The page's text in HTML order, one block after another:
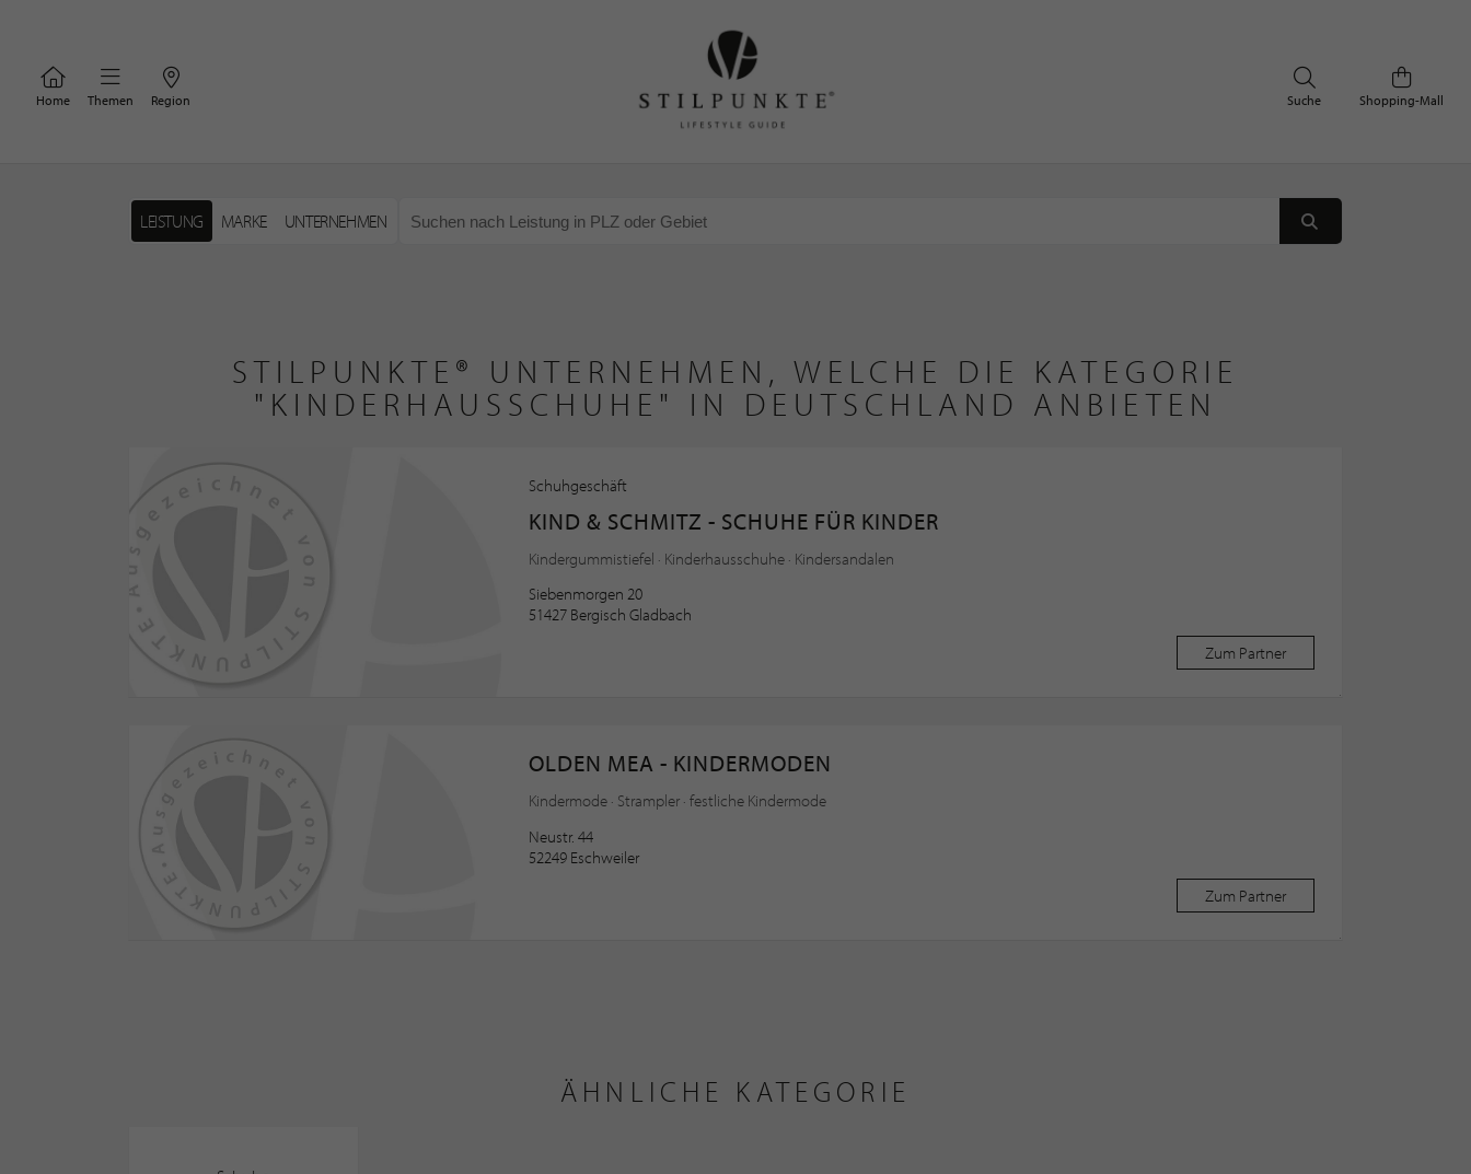
Home Themen Region Shopping-Mall
Suche
LEISTUNG MARKE UNTERNEHMEN
STILPUNKTE® UNTERNEHMEN, WELCHE DIE KATEGORIE
"KINDERHAUSSCHUHE" IN DEUTSCHLAND ANBIETEN
Schuhgeschäft
KIND & SCHMITZ - SCHUHE FÜR KINDER
Kindergummistiefel · Kinderhausschuhe · Kindersandalen
Siebenmorgen 20
51427 Bergisch Gladbach
Zum Partner
OLDEN MEA - KINDERMODEN
Kindermode · Strampler · festliche Kindermode
Neustr. 44
52249 Eschweiler
Zum Partner
ÄHNLICHE KATEGORIE